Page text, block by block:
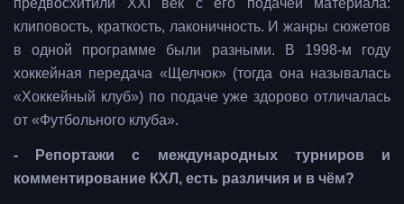
клиповость, краткость, лаконичность. И жанры сюжетов
в одной программе были разными. В 1998-м году
хоккейная передача «Щелчок» (тогда она называлась
«Хоккейный клуб») по подаче уже здорово отличалась
от «Футбольного клуба».
- Репортажи с международных турниров и
комментирование КХЛ, есть различия и в чём?